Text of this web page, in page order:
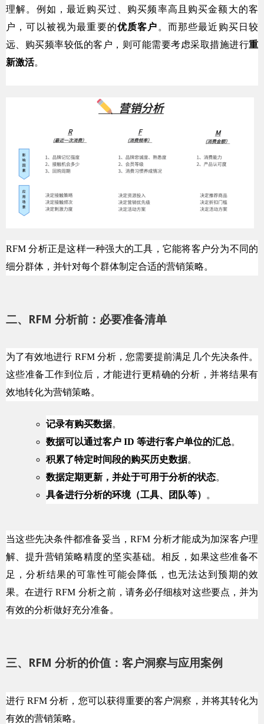
理解。例如，最近购买过、购买频率高且购买金额大的客
户，可以被视为最重要的优质客户 。而那些最近购买日较
远、购买频率较低的客户，则可能需要考虑采取措施进行重
新激活。
RFM 分析正是这样一种强大的工具，它能将客户分为不同的
细分群体，并针对每个群体制定合适的营销策略。
二、RFM 分析前：必要准备清单
为了有效地进行 RFM 分析，您需要提前满足几个先决条件。
这些准备工作到位后，才能进行更精确的分析，并将结果有
效地转化为营销策略。
记录有购买数据。
数据可以通过客户 ID 等进行客户单位的汇总。
积累了特定时间段的购买历史数据。
数据定期更新，并处于可用于分析的状态。
具备进行分析的环境（工具、团队等） 。
当这些先决条件都准备妥当，RFM 分析才能成为加深客户理
解、提升营销策略精度的坚实基础。相反，如果这些准备不
足，分析结果的可靠性可能会降低，也无法达到预期的效
果。在进行 RFM 分析之前，请务必仔细核对这些要点，并为
有效的分析做好充分准备。
三、RFM 分析的价值：客户洞察与应用案例
进行 RFM 分析，您可以获得重要的客户洞察，并将其转化为
有效的营销策略。